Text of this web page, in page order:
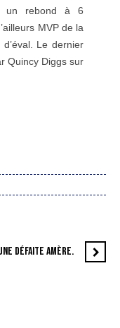
un rebond à 6
MVP de la
Le dernier
Quincy Diggs sur
DÉFAITE AMÈRE.